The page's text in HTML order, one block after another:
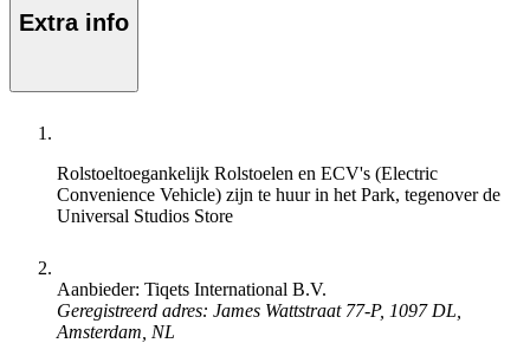
Extra info
Rolstoeltoegankelijk Rolstoelen en ECV's (Electric
Convenience Vehicle) zijn te huur in het Park, tegenover de
Universal Studios Store
Aanbieder: Tiqets International B.V.
Geregistreerd adres: James Wattstraat 77-P, 1097 DL,
Amsterdam, NL